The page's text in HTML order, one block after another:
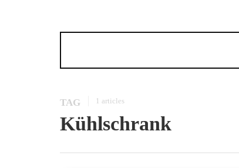
TAG 1 articles
Kühlschrank